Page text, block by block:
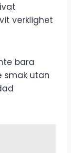
verklighet
bara
smak utan